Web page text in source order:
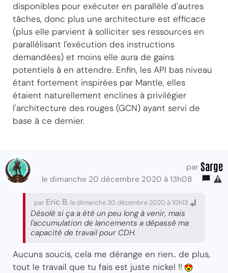
disponibles pour exécuter en parallèle d'autres
tâches, donc plus une architecture est efficace
(plus elle parvient à solliciter ses ressources en
parallélisant l'exécution des instructions
demandées) et moins elle aura de gains
potentiels à en attendre. Enfin, les API bas niveau
étant fortement inspirées par Mantle, elles
étaient naturellement enclines à privilégier
l'architecture des rouges (GCN) ayant servi de
base à ce dernier.
par Sarge
le dimanche 20 décembre 2020 à 13h08
par Eric B. le dimanche 20 décembre 2020 à 10h13
Désolé si ça a été un peu long à venir, mais
l'accumulation de lancements a dépassé ma
capacité de travail pour CDH.
Aucuns soucis, cela me dérange en rien.. de plus,
tout le travail que tu fais est juste nickel !!